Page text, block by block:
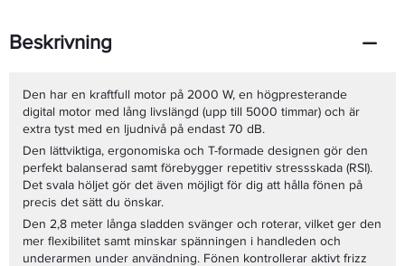
Beskrivning
Den har en kraftfull motor på 2000 W, en högpresterande
digital motor med lång livslängd (upp till 5000 timmar) och är
extra tyst med en ljudnivå på endast 70 dB.
Den lättviktiga, ergonomiska och T-formade designen gör den
perfekt balanserad samt förebygger repetitiv stressskada (RSI).
Det svala höljet gör det även möjligt för dig att hålla fönen på
precis det sätt du önskar.
Den 2,8 meter långa sladden svänger och roterar, vilket ger den
mer flexibilitet samt minskar spänningen i handleden och
underarmen under användning. Fönen kontrollerar aktivt frizz